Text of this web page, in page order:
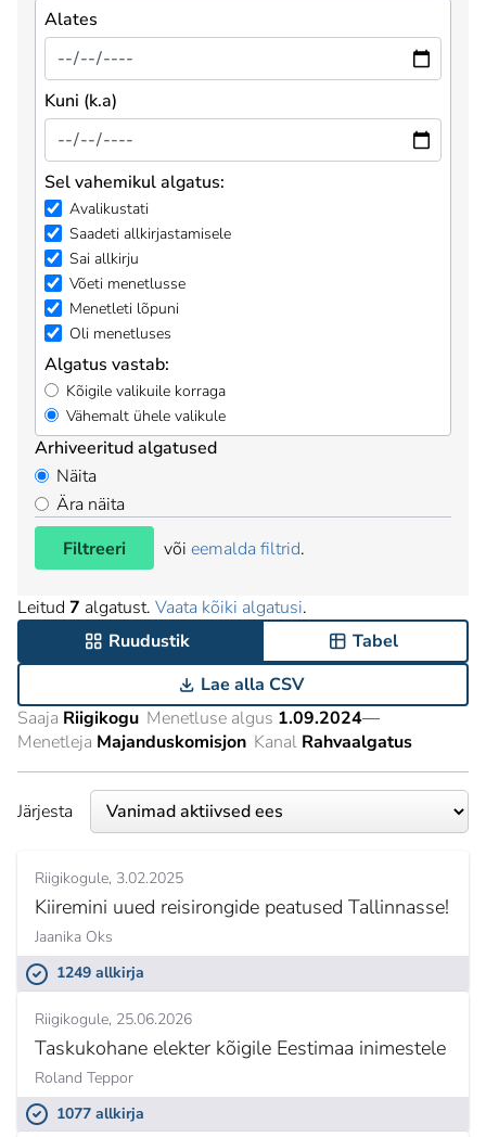
Alates
Kuni (k.a)
Sel vahemikul algatus:
Avalikustati
Saadeti allkirjastamisele
Sai allkirju
Võeti menetlusse
Menetleti lõpuni
Oli menetluses
Algatus vastab:
Kõigile valikuile korraga
Vähemalt ühele valikule
Arhiveeritud algatused
Näita
Ära näita
Filtreeri
või eemalda filtrid.
Leitud 7 algatust. Vaata kõiki algatusi.
Ruudustik
Tabel
Lae alla CSV
Saaja Riigikogu Menetluse algus 1.09.2024—
Menetleja Majanduskomisjon Kanal Rahvaalgatus
Järjesta
Riigikogule 3.02.2025
Kiiremini uued reisirongide peatused Tallinnasse!
Jaanika Oks
1249 allkirja
Riigikogule 25.06.2026
Taskukohane elekter kõigile Eestimaa inimestele
Roland Teppor
1077 allkirja